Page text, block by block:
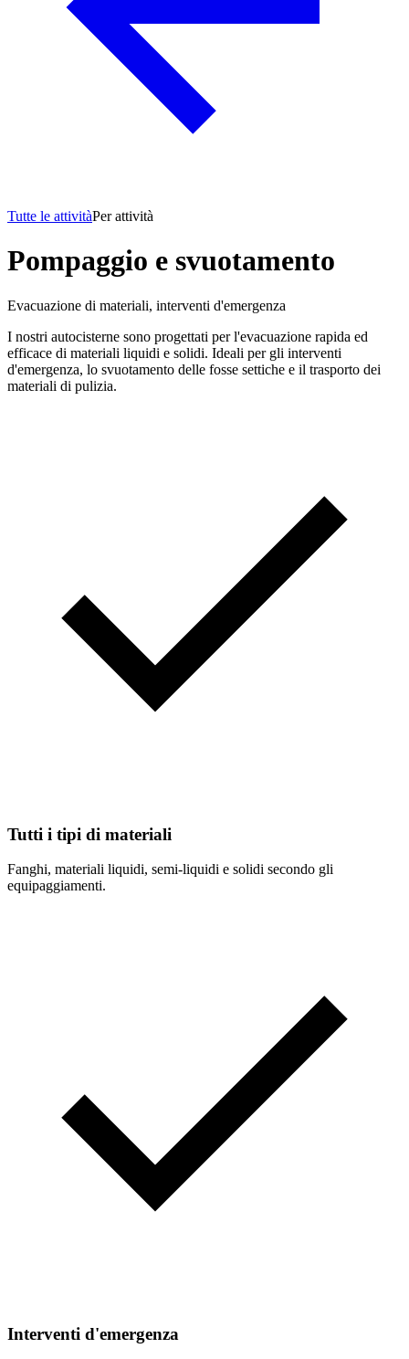
Tutte le attivitàPer attività
Pompaggio e svuotamento
Evacuazione di materiali, interventi d'emergenza
I nostri autocisterne sono progettati per l'evacuazione rapida ed
efficace di materiali liquidi e solidi. Ideali per gli interventi
d'emergenza, lo svuotamento delle fosse settiche e il trasporto dei
materiali di pulizia.
Tutti i tipi di materiali
Fanghi, materiali liquidi, semi-liquidi e solidi secondo gli
equipaggiamenti.
Interventi d'emergenza